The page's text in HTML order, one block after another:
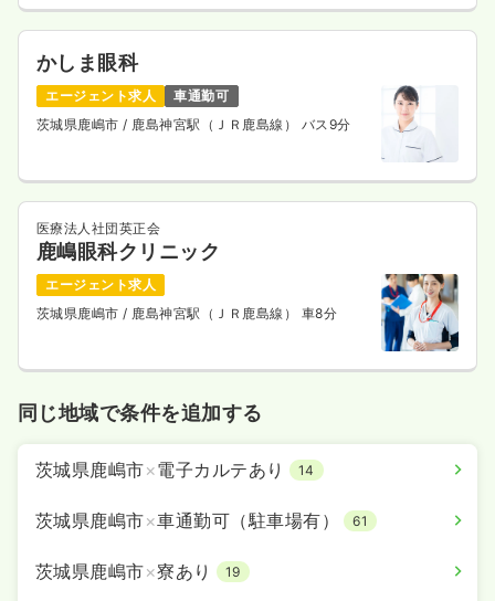
給与 31.5万円〜
時間 8:30～17:30
（休憩60分）
4週8休以上
月給31万円以上可
気になる 詳細を見る
検診・健診正看護師 一般病院
一時募集休止
給与 22.4万円/月 賞与3.5ヶ月
時間 7:45～16:45
月給22万円以上可
かしま眼科
エージェント求人
車通勤可
茨城県鹿嶋市/ 鹿島神宮駅（ＪＲ鹿島線） バス9分
医療法人社団英正会
鹿嶋眼科クリニック
エージェント求人
茨城県鹿嶋市/ 鹿島神宮駅（ＪＲ鹿島線） 車8分
同じ地域で条件を追加する
茨城県鹿嶋市×電子カルテあり 14
茨城県鹿嶋市×車通勤可（駐車場有） 61
茨城県鹿嶋市×寮あり 19